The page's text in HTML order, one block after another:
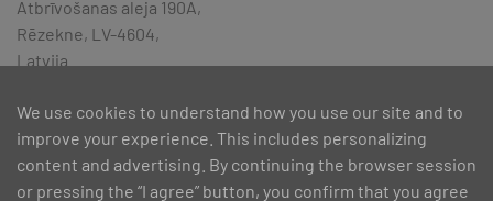
Atbrīvošanas aleja 190A,
Rēzekne, LV-4604,
Latvija
K Senukai / AS Kesko Senukai Latvia
Maskavas iela 418A,
We use cookies to understand how you use our site and to
improve your experience. This includes personalizing
content and advertising. By continuing the browser session
or pressing the “I agree” button, you confirm that you agree